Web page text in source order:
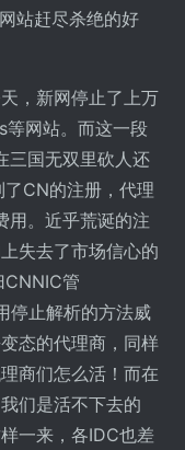
站赶尽杀绝的好
，新网停止了上万
等网站。而这一段
三国无双里砍人还
CN的注册，代理
用。近乎荒诞的注
失去了市场信心的
CNNIC管
停止解析的方法威
态的代理商，同样
商们怎么活！而在
们是活不下去的
一来，各IDC也差